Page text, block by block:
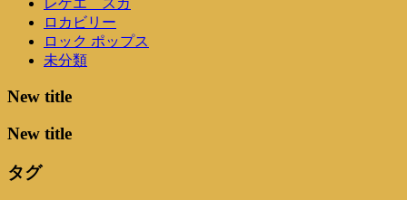
ロカビリー
ロック ポップス
未分類
New title
New title
タグ